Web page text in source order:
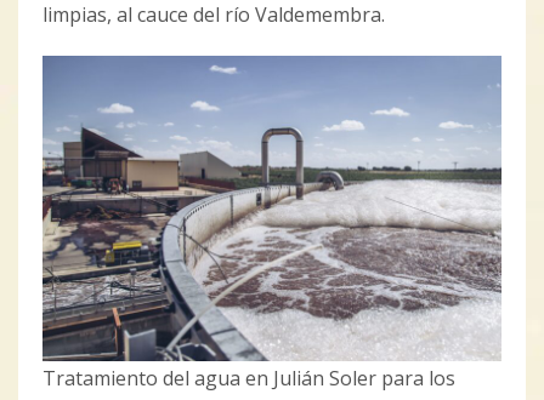
limpias, al cauce del río Valdemembra.
Tratamiento del agua en Julián Soler para los